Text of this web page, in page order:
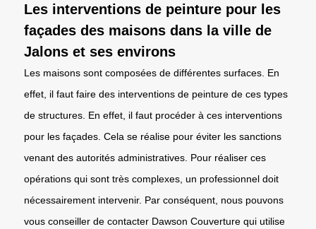
Les interventions de peinture pour les
façades des maisons dans la ville de
Jalons et ses environs
Les maisons sont composées de différentes surfaces. En
effet, il faut faire des interventions de peinture de ces types
de structures. En effet, il faut procéder à ces interventions
pour les façades. Cela se réalise pour éviter les sanctions
venant des autorités administratives. Pour réaliser ces
opérations qui sont très complexes, un professionnel doit
nécessairement intervenir. Par conséquent, nous pouvons
vous conseiller de contacter Dawson Couverture qui utilise